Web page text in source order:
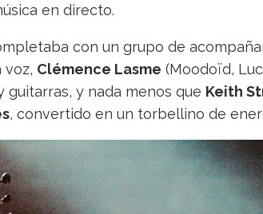
en directo.
con un grupo de
voz, Clémence Lasme (Moodoïd,
guitarras, y nada menos que Keith
, convertido en un torbellino de